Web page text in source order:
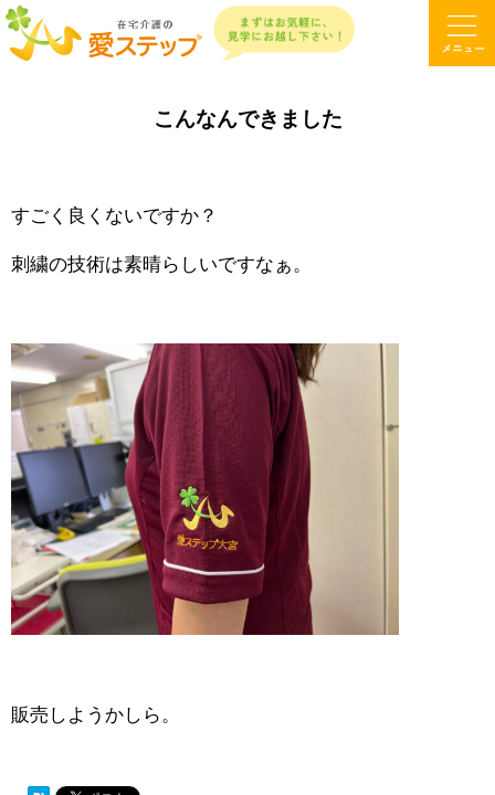
こんなんできました
すごく良くないですか？
刺繍の技術は素晴らしいですなぁ。
販売しようかしら。